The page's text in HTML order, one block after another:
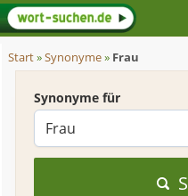
Start»Synonyme» Frau
Synonyme für